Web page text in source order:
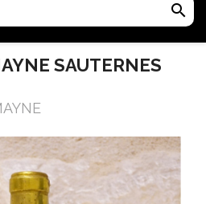
search
SAUTERNES